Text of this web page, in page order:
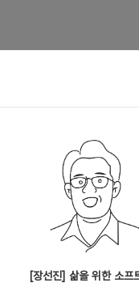
[장선진] 삶을 위한 소프